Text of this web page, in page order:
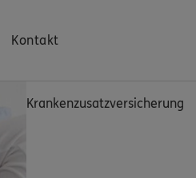
Kontakt
Krankenzusatzversicherung